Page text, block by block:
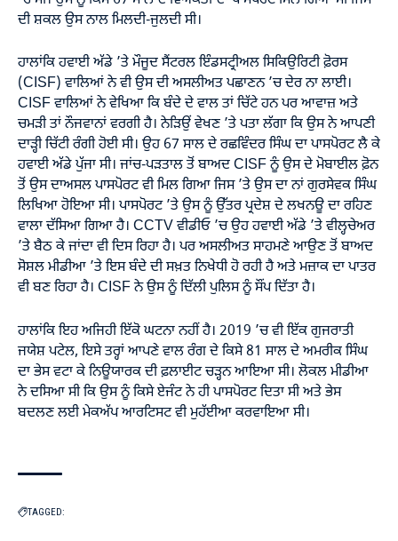
ਦੀ ਸ਼ਕਲ ਉਸ ਨਾਲ ਮਿਲਦੀ-ਜੁਲਦੀ ਸੀ।
ਹਾਲਾਂਕਿ ਹਵਾਈ ਅੱਡੇ ’ਤੇ ਮੌਜੂਦ ਸੈਂਟਰਲ ਇੰਡਸਟ੍ਰੀਅਲ ਸਿਕਿਉਰਿਟੀ ਫ਼ੋਰਸ
(CISF) ਵਾਲਿਆਂ ਨੇ ਵੀ ਉਸ ਦੀ ਅਸਲੀਅਤ ਪਛਾਣਨ ’ਚ ਦੇਰ ਨਾ ਲਾਈ।
CISF ਵਾਲਿਆਂ ਨੇ ਵੇਖਿਆ ਕਿ ਬੰਦੇ ਦੇ ਵਾਲ ਤਾਂ ਚਿੱਟੇ ਹਨ ਪਰ ਆਵਾਜ਼ ਅਤੇ
ਚਮੜੀ ਤਾਂ ਨੌਜਵਾਨਾਂ ਵਰਗੀ ਹੈ। ਨੇੜਿਉਂ ਵੇਖਣ ’ਤੇ ਪਤਾ ਲੱਗਾ ਕਿ ਉਸ ਨੇ ਆਪਣੀ
ਦਾੜ੍ਹੀ ਚਿੱਟੀ ਰੰਗੀ ਹੋਈ ਸੀ। ਉਹ 67 ਸਾਲ ਦੇ ਰਛਵਿੰਦਰ ਸਿੰਘ ਦਾ ਪਾਸਪੋਰਟ ਲੈ ਕੇ
ਹਵਾਈ ਅੱਡੇ ਪੁੱਜਾ ਸੀ। ਜਾਂਚ-ਪੜਤਾਲ ਤੋਂ ਬਾਅਦ CISF ਨੂੰ ਉਸ ਦੇ ਮੋਬਾਈਲ ਫ਼ੋਨ
ਤੋਂ ਉਸ ਦਾਅਸਲ ਪਾਸਪੋਰਟ ਵੀ ਮਿਲ ਗਿਆ ਜਿਸ ’ਤੇ ਉਸ ਦਾ ਨਾਂ ਗੁਰਸੇਵਕ ਸਿੰਘ
ਲਿਖਿਆ ਹੋਇਆ ਸੀ। ਪਾਸਪੋਰਟ ’ਤੇ ਉਸ ਨੂੰ ਉੱਤਰ ਪ੍ਰਦੇਸ਼ ਦੇ ਲਖਨਊ ਦਾ ਰਹਿਣ
ਵਾਲਾ ਦੱਸਿਆ ਗਿਆ ਹੈ। CCTV ਵੀਡੀਓ ’ਚ ਉਹ ਹਵਾਈ ਅੱਡੇ ’ਤੇ ਵੀਲ੍ਹਚੇਅਰ
’ਤੇ ਬੈਠ ਕੇ ਜਾਂਦਾ ਵੀ ਦਿਸ ਰਿਹਾ ਹੈ। ਪਰ ਅਸਲੀਅਤ ਸਾਹਮਣੇ ਆਉਣ ਤੋਂ ਬਾਅਦ
ਸੋਸ਼ਲ ਮੀਡੀਆ ’ਤੇ ਇਸ ਬੰਦੇ ਦੀ ਸਖ਼ਤ ਨਿਖੇਧੀ ਹੋ ਰਹੀ ਹੈ ਅਤੇ ਮਜ਼ਾਕ ਦਾ ਪਾਤਰ
ਵੀ ਬਣ ਰਿਹਾ ਹੈ। CISF ਨੇ ਉਸ ਨੂੰ ਦਿੱਲੀ ਪੁਲਿਸ ਨੂੰ ਸੌਂਪ ਦਿੱਤਾ ਹੈ।
ਹਾਲਾਂਕਿ ਇਹ ਅਜਿਹੀ ਇੱਕੋ ਘਟਨਾ ਨਹੀਂ ਹੈ। 2019 ’ਚ ਵੀ ਇੱਕ ਗੁਜਰਾਤੀ
ਜਯੇਸ਼ ਪਟੇਲ, ਇਸੇ ਤਰ੍ਹਾਂ ਆਪਣੇ ਵਾਲ ਰੰਗ ਦੇ ਕਿਸੇ 81 ਸਾਲ ਦੇ ਅਮਰੀਕ ਸਿੰਘ
ਦਾ ਭੇਸ ਵਟਾ ਕੇ ਨਿਊਯਾਰਕ ਦੀ ਫ਼ਲਾਈਟ ਚੜ੍ਹਨ ਆਇਆ ਸੀ। ਲੋਕਲ ਮੀਡੀਆ
ਨੇ ਦਸਿਆ ਸੀ ਕਿ ਉਸ ਨੂੰ ਕਿਸੇ ਏਜੰਟ ਨੇ ਹੀ ਪਾਸਪੋਰਟ ਦਿਤਾ ਸੀ ਅਤੇ ਭੇਸ
ਬਦਲਣ ਲਈ ਮੇਕਅੱਪ ਆਰਟਿਸਟ ਵੀ ਮੁਹੱਈਆ ਕਰਵਾਇਆ ਸੀ।
TAGGED: